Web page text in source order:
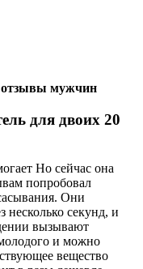
отзывы мужчин
для двоих 20
Но сейчас она
попробовал
Они
несколько секунд, и
вызывают
и можно
вещество